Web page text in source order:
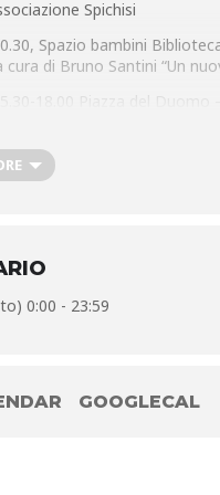
Spichisi
Spazio bambini
cura di Bruno Santini “Un
Piazza del Duomo –
Teatro Verdi di
Sala Maggiore del
con l’Associazione
0:00 - 23:59
GOOGLECAL